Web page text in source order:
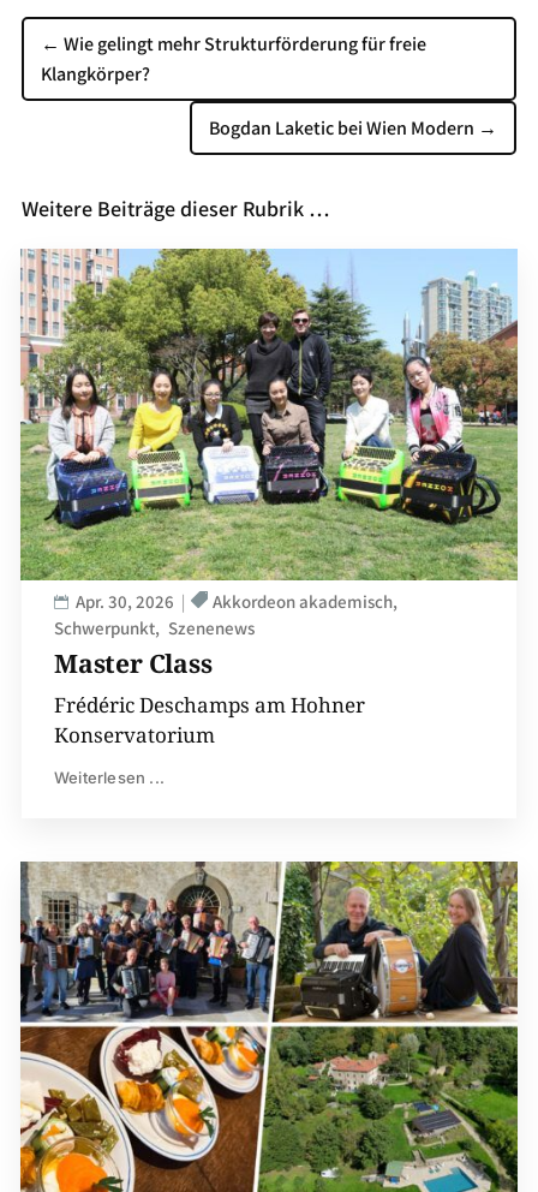
← Wie gelingt mehr Strukturförderung für freie
Klangkörper?
Bogdan Laketic bei Wien Modern →
Weitere Beiträge dieser Rubrik …
Master Class
Apr. 30, 2026
Akkordeon akademisch
Schwerpunkt
Szenenews
Frédéric Deschamps am Hohner
Konservatorium
Weiterlesen ...